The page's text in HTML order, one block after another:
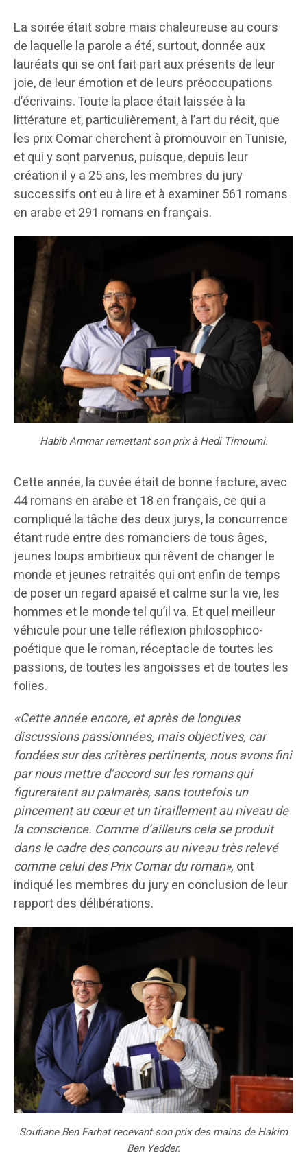
La soirée était sobre mais chaleureuse au cours
de laquelle la parole a été, surtout, donnée aux
lauréats qui se ont fait part aux présents de leur
joie, de leur émotion et de leurs préoccupations
d’écrivains. Toute la place était laissée à la
littérature et, particulièrement, à l’art du récit, que
les prix Comar cherchent à promouvoir en Tunisie,
et qui y sont parvenus, puisque, depuis leur
création il y a 25 ans, les membres du jury
successifs ont eu à lire et à examiner 561 romans
en arabe et 291 romans en français.
Habib Ammar remettant son prix à Hedi Timoumi.
Cette année, la cuvée était de bonne facture, avec
44 romans en arabe et 18 en français, ce qui a
compliqué la tâche des deux jurys, la concurrence
étant rude entre des romanciers de tous âges,
jeunes loups ambitieux qui rêvent de changer le
monde et jeunes retraités qui ont enfin de temps
de poser un regard apaisé et calme sur la vie, les
hommes et le monde tel qu’il va. Et quel meilleur
véhicule pour une telle réflexion philosophico-
poétique que le roman, réceptacle de toutes les
passions, de toutes les angoisses et de toutes les
folies.
«Cette année encore, et après de longues
discussions passionnées, mais objectives, car
fondées sur des critères pertinents, nous avons fini
par nous mettre d’accord sur les romans qui
figureraient au palmarès, sans toutefois un
pincement au cœur et un tiraillement au niveau de
la conscience. Comme d’ailleurs cela se produit
dans le cadre des concours au niveau très relevé
comme celui des Prix Comar du roman», ont
indiqué les membres du jury en conclusion de leur
rapport des délibérations.
Soufiane Ben Farhat recevant son prix des mains de Hakim
Ben Yedder.